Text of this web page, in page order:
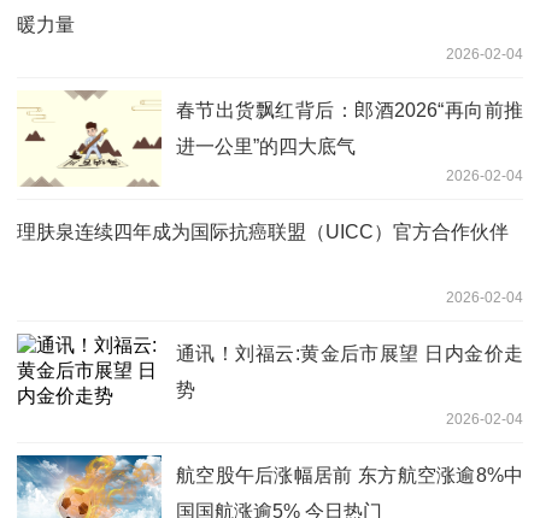
暖力量
2026-02-04
春节出货飘红背后：郎酒2026“再向前推
进一公里”的四大底气
2026-02-04
理肤泉连续四年成为国际抗癌联盟（UICC）官方合作伙伴
2026-02-04
通讯！刘福云:黄金后市展望 日内金价走
势
2026-02-04
航空股午后涨幅居前 东方航空涨逾8%中
国国航涨逾5% 今日热门